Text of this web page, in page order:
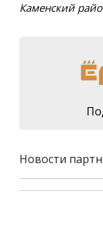
Каменский
Новости